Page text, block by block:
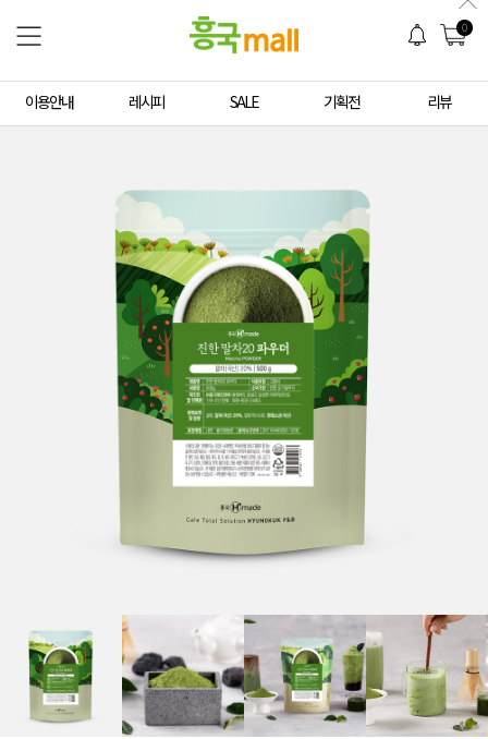
0
이용안내 레시피 SALE 기획전 리뷰